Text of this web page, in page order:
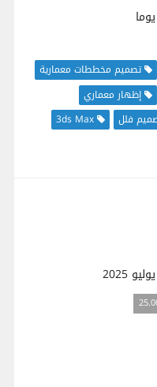
تصميم مخططات معمارية
إظهار معماري
فلل
3ds Max